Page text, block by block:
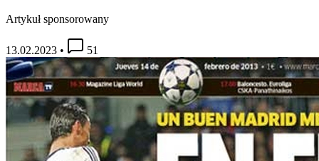
Artykuł sponsorowany
13.02.2023 • 51